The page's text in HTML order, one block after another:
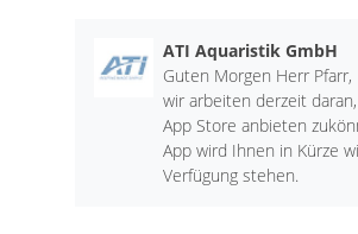
ATI Aquaristik GmbH
Guten Morgen Herr Pfarr,
wir arbeiten derzeit
App Store anbieten
App wird Ihnen in Kürze
Verfügung stehen.